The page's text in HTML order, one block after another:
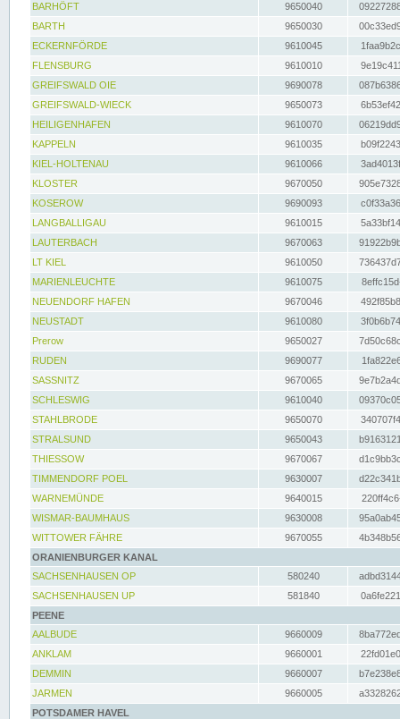
BARHÖFT
9650040
BARTH
9650030
ECKERNFÖRDE
9610045
FLENSBURG
9610010
GREIFSWALD OIE
9690078
GREIFSWALD-WIECK
9650073
HEILIGENHAFEN
9610070
KAPPELN
9610035
KIEL-HOLTENAU
9610066
KLOSTER
9670050
KOSEROW
9690093
LANGBALLIGAU
9610015
LAUTERBACH
9670063
LT KIEL
9610050
MARIENLEUCHTE
9610075
NEUENDORF HAFEN
9670046
NEUSTADT
9610080
Prerow
9650027
RUDEN
9690077
SASSNITZ
9670065
SCHLESWIG
9610040
STAHLBRODE
9650070
STRALSUND
9650043
THIESSOW
9670067
TIMMENDORF POEL
9630007
WARNEMÜNDE
9640015
WISMAR-BAUMHAUS
9630008
WITTOWER FÄHRE
9670055
ORANIENBURGER KANAL
SACHSENHAUSEN OP
580240
SACHSENHAUSEN UP
581840
PEENE
AALBUDE
9660009
ANKLAM
9660001
DEMMIN
9660007
JARMEN
9660005
POTSDAMER HAVEL